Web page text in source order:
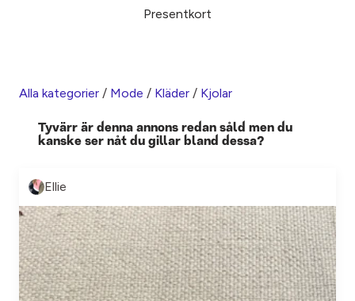
Presentkort
Alla kategorier / Mode / Kläder / Kjolar
Tyvärr är denna annons redan såld men du
kanske ser nåt du gillar bland dessa?
Ellie